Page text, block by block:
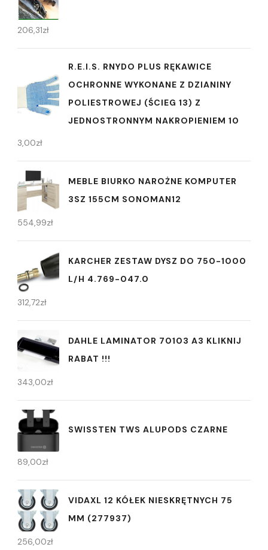
206,31zł
R.E.I.S. RNYDO PLUS RĘKAWICE
OCHRONNE WYKONANE Z DZIANINY
POLIESTROWEJ (ŚCIEG 13) Z
JEDNOSTRONNYM NAKROPIENIEM 10
3,00zł
MEBLE BIURKO NAROŻNE KOMPUTER
3SZ 155CM SONOMAN12
554,99zł
KARCHER ZESTAW DYSZ DO 750-1000
L/H 4.769-047.0
312,72zł
DAHLE LAMINATOR 70103 A3 KLIKNIJ
RABAT !!!
343,00zł
SWISSTEN TWS ALUPODS CZARNE
89,00zł
VIDAXL 12 KÓŁEK NIESKRĘTNYCH 75
MM (277937)
256,00zł